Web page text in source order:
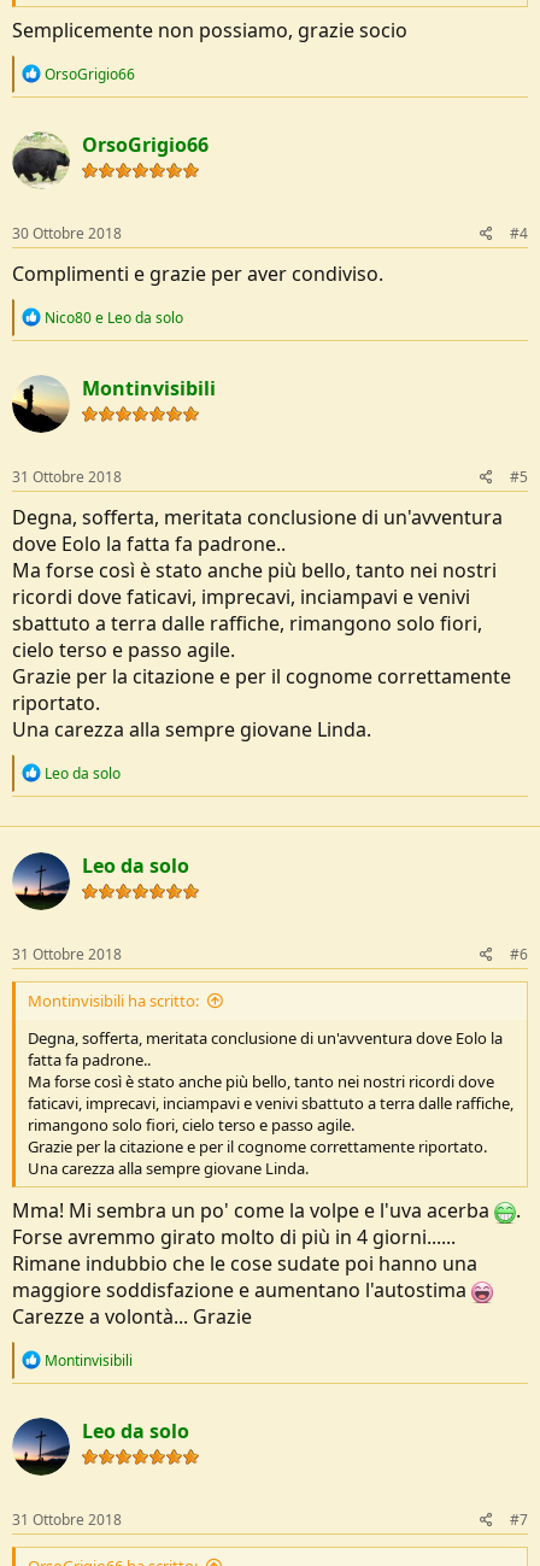
Semplicemente non possiamo, grazie socio
R
c
t
i
o
s
:
OrsoGrigio66
OrsoGrigio66
30 Ottobre 2018 #4
Complimenti e grazie per aver condiviso.
R
c
t
i
o
s
:
Nico80e Leo da solo
Montinvisibili
31 Ottobre 2018 #5
Degna, sofferta, meritata conclusione di un'avventura
dove Eolo la fatta fa padrone..
Ma forse così è stato anche più bello, tanto nei nostri
ricordi dove faticavi, imprecavi, inciampavi e venivi
sbattuto a terra dalle raffiche, rimangono solo fiori,
cielo terso e passo agile.
Grazie per la citazione e per il cognome correttamente
riportato.
Una carezza alla sempre giovane Linda.
R
c
t
i
o
n
:
Leo da solo
Leo da solo
31 Ottobre 2018 #6
Montinvisibili ha scritto:
Degna, sofferta, meritata conclusione di un'avventura dove Eolo la
fatta fa padrone..
Ma forse così è stato anche più bello, tanto nei nostri ricordi dove
faticavi, imprecavi, inciampavi e venivi sbattuto a terra dalle raffiche,
rimangono solo fiori, cielo terso e passo agile.
Grazie per la citazione e per il cognome correttamente riportato.
Una carezza alla sempre giovane Linda.
Mma! Mi sembra un po' come la volpe e l'uva acerba
.
Forse avremmo girato molto di più in 4 giorni......
Rimane indubbio che le cose sudate poi hanno una
maggiore soddisfazione e aumentano l'autostima
Carezze a volontà... Grazie
R
c
t
i
o
s
:
Montinvisibili
Leo da solo
31 Ottobre 2018 #7